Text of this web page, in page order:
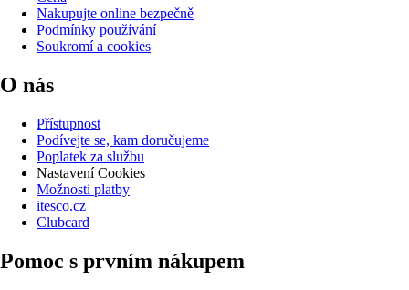
Nakupujte online bezpečně
Podmínky používání
Soukromí a cookies
O nás
Přístupnost
Podívejte se, kam doručujeme
Poplatek za službu
Nastavení Cookies
Možnosti platby
itesco.cz
Clubcard
Pomoc s prvním nákupem